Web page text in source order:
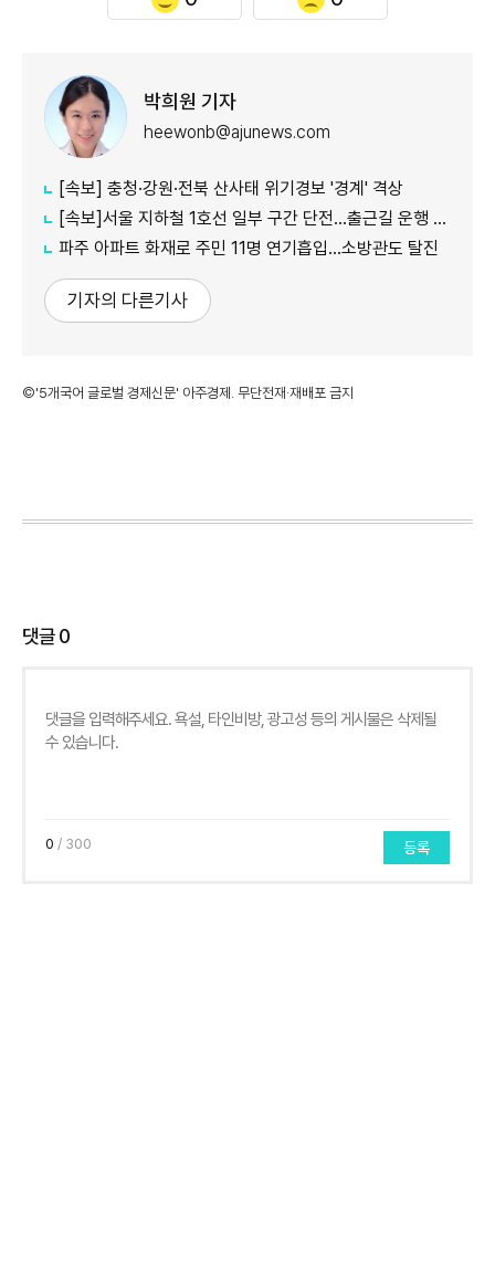
박희원 기자
heewonb@ajunews.com
[속보] 충청·강원·전북 산사태 위기경보 '경계' 격상
[속보]서울 지하철 1호선 일부 구간 단전…출근길 운행 지연
파주 아파트 화재로 주민 11명 연기흡입…소방관도 탈진
기자의 다른기사
©'5개국어 글로벌 경제신문' 아주경제. 무단전재·재배포 금지
댓글0
0 / 300 등록